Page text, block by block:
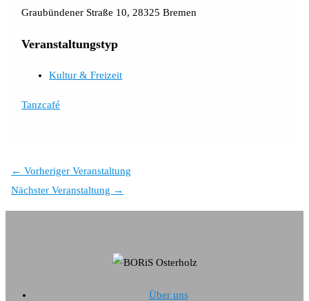
Graubündener Straße 10, 28325 Bremen
Veranstaltungstyp
Kultur & Freizeit
Tanzcafé
← Vorheriger Veranstaltung
Nächster Veranstaltung →
Über uns